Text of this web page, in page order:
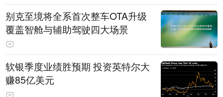
别克至境将全系首次整车OTA升级
覆盖智舱与辅助驾驶四大场景
软银季度业绩胜预期 投资英特尔大
赚85亿美元